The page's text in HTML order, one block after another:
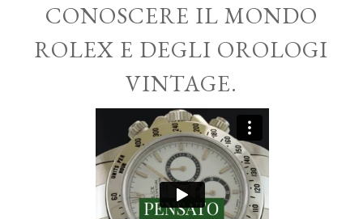
CONOSCERE IL MONDO
ROLEX E DEGLI OROLOGI
VINTAGE.